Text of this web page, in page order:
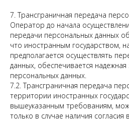
7. Трансграничная передача
Оператор до начала
передачи персональных данных
что иностранным государством,
предполагается осуществлять
данных, обеспечивается
персональных данных.
7.2. Трансграничная передача
территории иностранных
вышеуказанным требованиям,
только в случае наличия